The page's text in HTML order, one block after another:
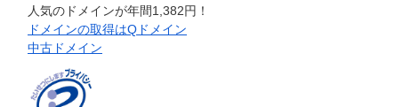
人気のドメインが年間1,382円！
ドメインの取得はQドメイン
中古ドメイン